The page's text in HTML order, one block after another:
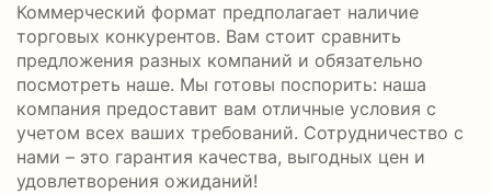
Коммерческий формат предполагает наличие
торговых конкурентов. Вам стоит сравнить
предложения разных компаний и обязательно
посмотреть наше. Мы готовы поспорить: наша
компания предоставит вам отличные условия с
учетом всех ваших требований. Сотрудничество с
нами – это гарантия качества, выгодных цен и
удовлетворения ожиданий!